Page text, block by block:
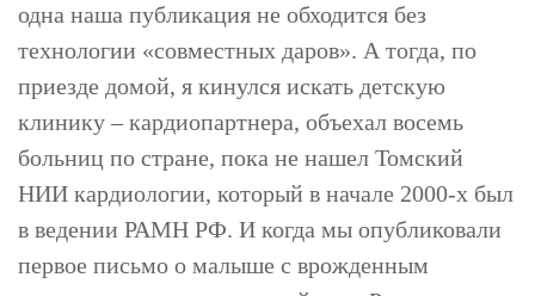
одна наша публикация не обходится без
технологии «совместных даров». А тогда, по
приезде домой, я кинулся искать детскую
клинику – кардиопартнера, объехал восемь
больниц по стране, пока не нашел Томский
НИИ кардиологии, который в начале 2000-х был
в ведении РАМН РФ. И когда мы опубликовали
первое письмо о малыше с врожденным